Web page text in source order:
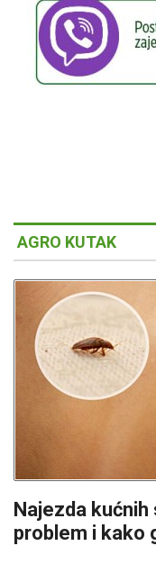
AGRO KUTAK
Najezda
problem i kako